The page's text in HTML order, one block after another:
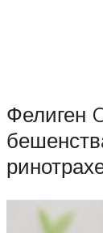
Фелиген